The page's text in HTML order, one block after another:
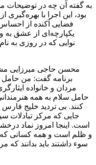
به گفته آن چه در توضیحات
بود، این اجرا با
فضایی آکنده از
یکپارچه‌ای از عشق به
نوایی که در روزی به
محسن حاجی میرزایی
برنامه گفت: من حامل
مردان و خانواده
حامل سلام به همه
کنند. بی تردید خلیج
جایی که مرکز تبادلات
است. اینجا امروز نماد
و ظلم است و همه کسانی که
سوء داشتند باید بدانند که